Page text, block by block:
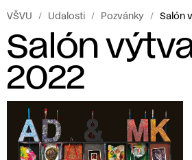
VŠVU Udalosti Pozvánky Salón
Salón
2022